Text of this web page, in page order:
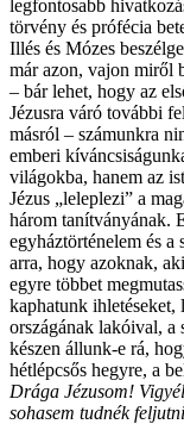
legfontosabb
törvény és prófécia
Illés és Mózes
már azon, vajon miről
– bár lehet, hogy az
Jézusra váró további
másról – számunkra
emberi
világokba, hanem az
Jézus „leleplezi” a
három tanítványának.
egyháztörténelem és
arra, hogy azoknak,
egyre többet
kaphatunk ihletéseket,
országának lakóival, a
készen állunk-e rá,
hétlépcsős hegyre, a
Drága Jézusom!
sohasem tudnék